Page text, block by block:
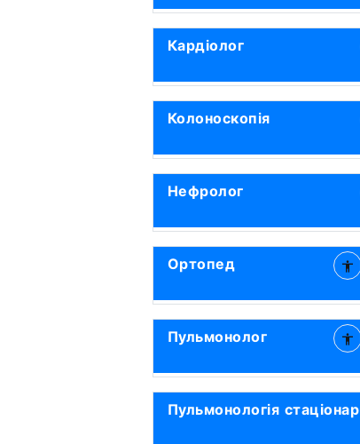
Кардіолог
Колоноскопія
Нефролог
Ортопед
Пульмонолог
Пульмонологія стаціонар